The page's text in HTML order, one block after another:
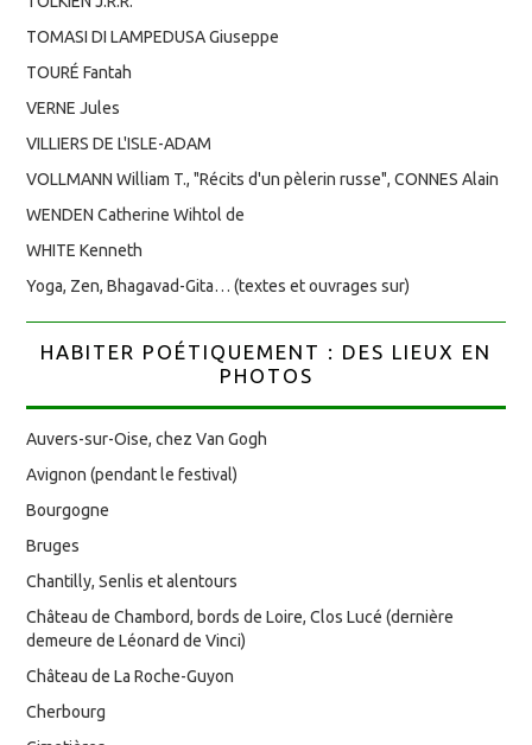
TOMASI DI LAMPEDUSA Giuseppe
TOURÉ Fantah
VERNE Jules
VILLIERS DE L'ISLE-ADAM
VOLLMANN William T., "Récits d'un pèlerin russe", CONNES Alain
WENDEN Catherine Wihtol de
WHITE Kenneth
Yoga, Zen, Bhagavad-Gita… (textes et ouvrages sur)
HABITER POÉTIQUEMENT : DES LIEUX EN
PHOTOS
Auvers-sur-Oise, chez Van Gogh
Avignon (pendant le festival)
Bourgogne
Bruges
Chantilly, Senlis et alentours
Château de Chambord, bords de Loire, Clos Lucé (dernière
demeure de Léonard de Vinci)
Château de La Roche-Guyon
Cherbourg